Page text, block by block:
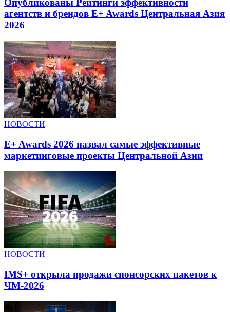
Опубликованы Рейтинги эффективности
агентств и брендов E+ Awards Центральная Азия
2026
НОВОСТИ
E+ Awards 2026 назвал самые эффективные
маркетинговые проекты Центральной Азии
НОВОСТИ
IMS+ открыла продажи спонсорских пакетов к
ЧМ-2026